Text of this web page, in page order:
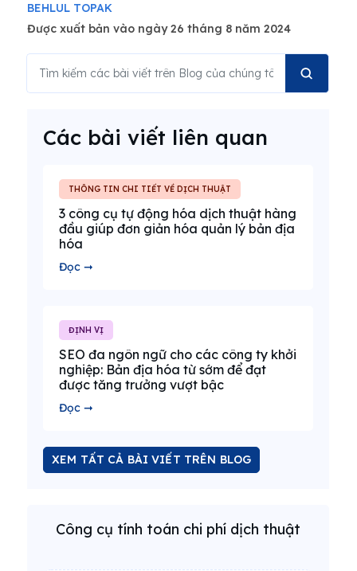
BEHLUL TOPAK
Được xuất bản vào ngày 26 tháng 8 năm 2024
Các bài viết liên quan
THÔNG TIN CHI TIẾT VỀ DỊCH THUẬT
3 công cụ tự động hóa dịch thuật hàng
đầu giúp đơn giản hóa quản lý bản địa
hóa
Đọc ➞
ĐỊNH VỊ
SEO đa ngôn ngữ cho các công ty khởi
nghiệp: Bản địa hóa từ sớm để đạt
được tăng trưởng vượt bậc
Đọc ➞
XEM TẤT CẢ BÀI VIẾT TRÊN BLOG
Công cụ tính toán chi phí dịch thuật